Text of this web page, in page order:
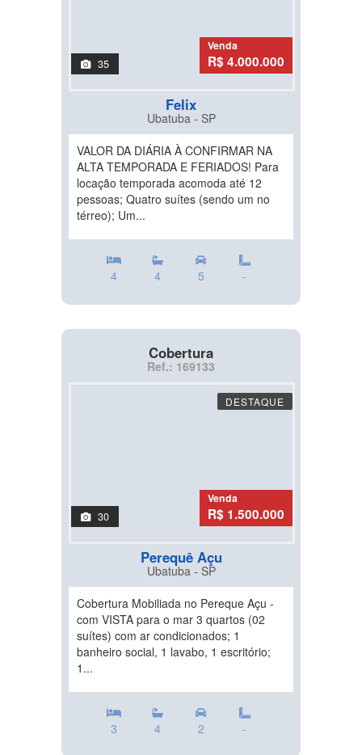
35
Venda
R$ 4.000.000
Felix
Ubatuba - SP
VALOR DA DIÁRIA À CONFIRMAR NA
ALTA TEMPORADA E FERIADOS! Para
locação temporada acomoda até 12
pessoas; Quatro suítes (sendo um no
térreo); Um...
4 4 5 -
Cobertura
Ref.: 169133
DESTAQUE
30
Venda
R$ 1.500.000
Perequê Açu
Ubatuba - SP
Cobertura Mobiliada no Pereque Açu -
com VISTA para o mar 3 quartos (02
suítes) com ar condicionados; 1
banheiro social, 1 lavabo, 1 escritório;
1...
3 4 2 -